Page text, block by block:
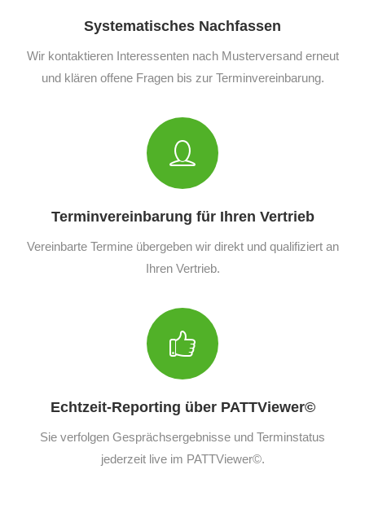
Systematisches Nachfassen
Wir kontaktieren Interessenten nach Musterversand erneut
und klären offene Fragen bis zur Terminvereinbarung.
Terminvereinbarung für Ihren Vertrieb
Vereinbarte Termine übergeben wir direkt und qualifiziert an
Ihren Vertrieb.
Echtzeit-Reporting über PATTViewer©
Sie verfolgen Gesprächsergebnisse und Terminstatus
jederzeit live im PATTViewer©.